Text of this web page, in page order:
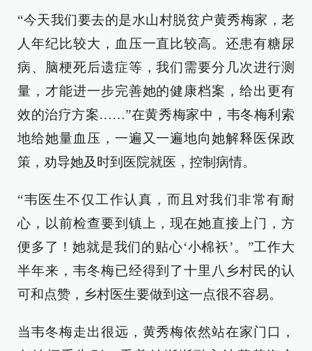
“今天我们要去的是水山村脱贫户黄秀梅家，老
人年纪比较大，血压一直比较高。还患有糖尿
病、脑梗死后遗症等，我们需要分几次进行测
量，才能进一步完善她的健康档案，给出更有
效的治疗方案……”在黄秀梅家中，韦冬梅利索
地给她量血压，一遍又一遍地向她解释医保政
策，劝导她及时到医院就医，控制病情。
“韦医生不仅工作认真，而且对我们非常有耐
心，以前检查要到镇上，现在她直接上门，方
便多了！她就是我们的贴心‘小棉袄’。”工作大
半年来，韦冬梅已经得到了十里八乡村民的认
可和点赞，乡村医生要做到这一点很不容易。
当韦冬梅走出很远，黄秀梅依然站在家门口，